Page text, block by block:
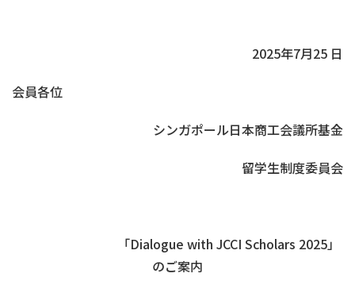
2025年7月25 日
会員各位
シンガポール日本商工会議所基金
留学生制度委員会
「Dialogue with JCCI Scholars 2025」
のご案内